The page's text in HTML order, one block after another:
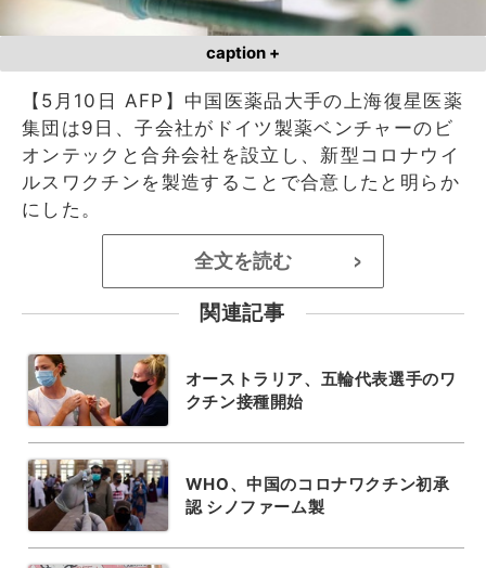
caption +
【5月10日 AFP】中国医薬品大手の上海復星医薬
集団は9日、子会社がドイツ製薬ベンチャーのビ
オンテックと合弁会社を設立し、新型コロナウイ
ルスワクチンを製造することで合意したと明らか
にした。
全文を読む >
関連記事
オーストラリア、五輪代表選手のワ
クチン接種開始
WHO、中国のコロナワクチン初承
認 シノファーム製